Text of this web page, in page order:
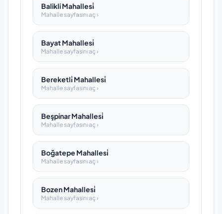
Balikli Mahallesi̇
Mahalle sayfasını aç ›
Bayat Mahallesi̇
Mahalle sayfasını aç ›
Bereketli̇ Mahallesi̇
Mahalle sayfasını aç ›
Beşpinar Mahallesi̇
Mahalle sayfasını aç ›
Boğatepe Mahallesi̇
Mahalle sayfasını aç ›
Bozen Mahallesi̇
Mahalle sayfasını aç ›